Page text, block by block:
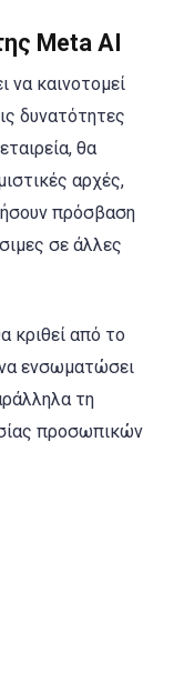
Meta AI
να καινοτομεί
δυνατότητες
θα
αρχές,
πρόσβαση
σε άλλες
κριθεί από το
ενσωματώσει
τη
προσωπικών